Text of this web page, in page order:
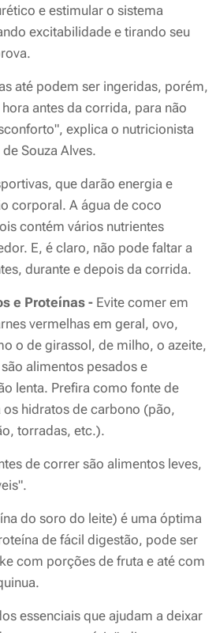
e estimular o sistema
excitabilidade e tirando seu
até podem ser ingeridas, porém,
antes da corrida, para não
explica o nutricionista
Souza Alves.
que darão energia e
corporal. A água de coco
contém vários nutrientes
E, é claro, não pode faltar a
durante e depois da corrida.
e Proteínas - Evite comer em
vermelhas em geral, ovo,
o de girassol, de milho, o azeite,
alimentos pesados e
lenta. Prefira como fonte de
hidratos de carbono (pão,
torradas, etc.).
de correr são alimentos leves,
do soro do leite) é uma óptima
de fácil digestão, pode ser
com porções de fruta e até com
essenciais que ajudam a deixar